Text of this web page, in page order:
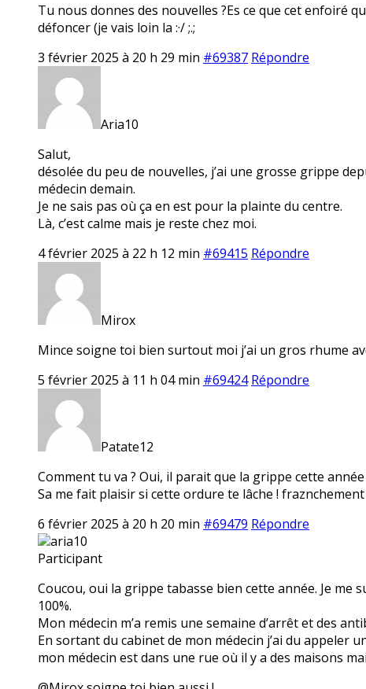
Tu nous donnes des nouvelles ?Es ce que cet enfoiré
défoncer (je vais loin la :·/ ;.;
3 février 2025 à 20 h 29 min #69387 Répondre
Aria10
Salut,
désolée du peu de nouvelles, j’ai une grosse grippe
médecin demain.
Je ne sais pas où ça en est pour la plainte du centre.
Là, c’est calme mais je reste chez moi.
4 février 2025 à 22 h 12 min #69415 Répondre
Mirox
Mince soigne toi bien surtout moi j’ai un gros rhume
5 février 2025 à 11 h 04 min #69424 Répondre
Patate12
Comment tu va ? Oui, il parait que la grippe cette
Sa me fait plaisir si cette ordure te lâche ! fraznchement
6 février 2025 à 20 h 20 min #69479 Répondre
aria10
Participant
Coucou, oui la grippe tabasse bien cette année. Je me
100%.
Mon médecin m’a remis une semaine d’arrêt et des
En sortant du cabinet de mon médecin j’ai du appeler
mon médecin est dans une rue où il y a des maisons